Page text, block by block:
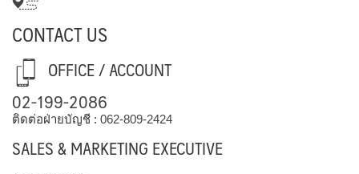
CONTACT US
OFFICE / ACCOUNT
02-199-2086
ติดต่อฝ่ายบัญชี : 062-809-2424
SALES & MARKETING EXECUTIVE